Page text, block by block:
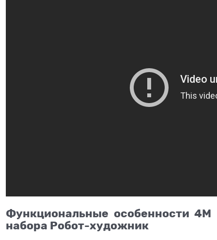
Функциональные особенности 4М
набора Робот-художник